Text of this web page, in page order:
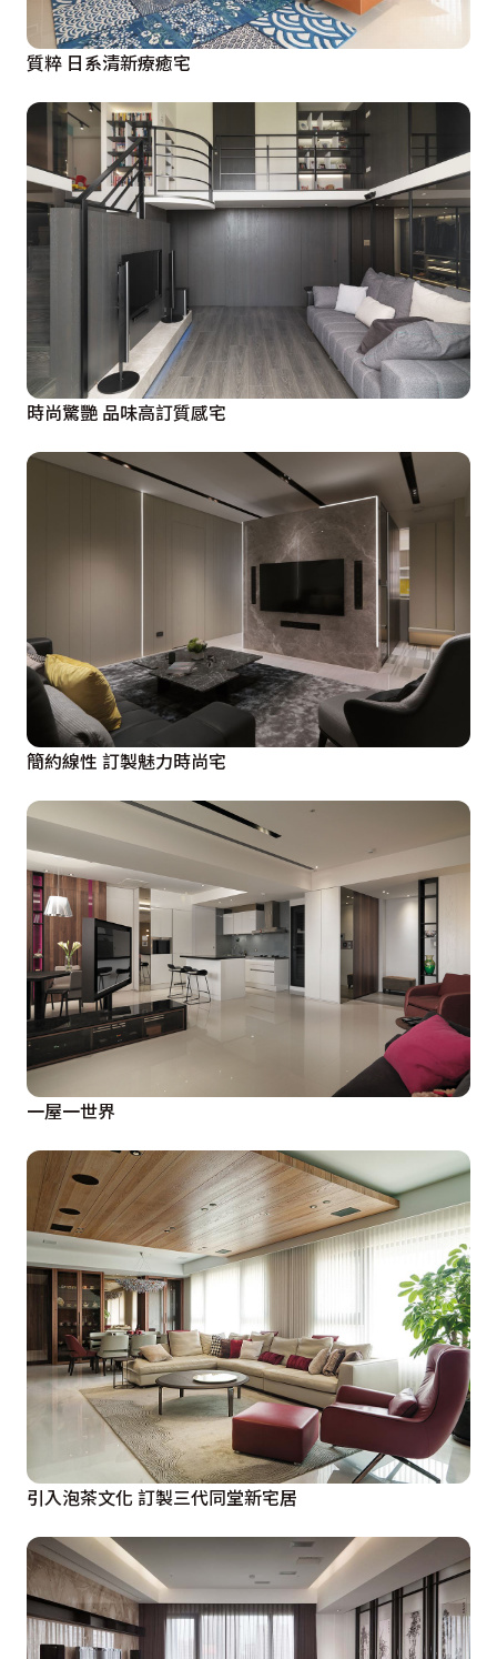
質粹 日系清新療癒宅
時尚驚艷 品味高訂質感宅
簡約線性 訂製魅力時尚宅
一屋一世界
引入泡茶文化 訂製三代同堂新宅居